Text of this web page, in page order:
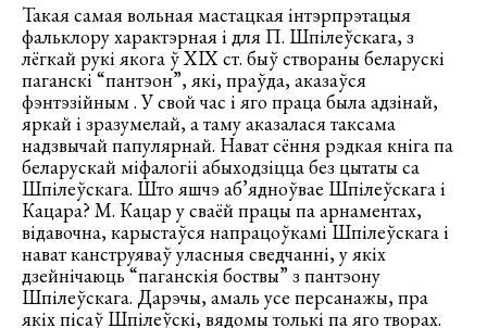
Такая самая вольная мастацкая інтэрпрэтацыя
фальклору характэрная і для П. Шпілеўскага, з
лёгкай рукі якога ў ХІХ ст. быў створаны беларускі
паганскі “пантэон”, які, праўда, аказаўся
фэнтэзійным . У свой час і яго праца была адзінай,
яркай і зразумелай, а таму аказалася таксама
надзвычай папулярнай. Нават сёння рэдкая кніга па
беларускай міфалогіі абыходзіцца без цытаты са
Шпілеўскага. Што яшчэ аб’ядноўвае Шпілеўскага і
Кацара? М. Кацар у сваёй працы па арнаментах,
відавочна, карыстаўся напрацоўкамі Шпілеўскага і
нават канструяваў уласныя сведчанні, у якіх
дзейнічаюць “паганскія боствы” з пантэону
Шпілеўскага. Дарэчы, амаль усе персанажы, пра
якіх пісаў Шпілеўскі, вядомы толькі па яго творах.